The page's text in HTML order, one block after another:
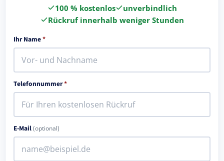
100 % kostenlos
unverbindlich
Rückruf innerhalb weniger Stunden
Ihr Name*
Telefonnummer*
E-Mail(optional)